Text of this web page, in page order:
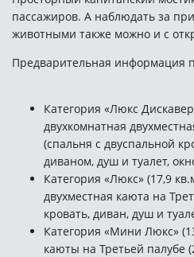
пассажиров. А наблюдать за
животными также можно и с
Предварительная информация
Категория «Люкс
двухкомнатная
(спальня с двуспальной
диваном, душ и туалет,
Категория «Люкс» (17,9
двухместная каюта на
кровать, диван, душ и
Категория «Мини Люкс»
каюты на Третьей палубе